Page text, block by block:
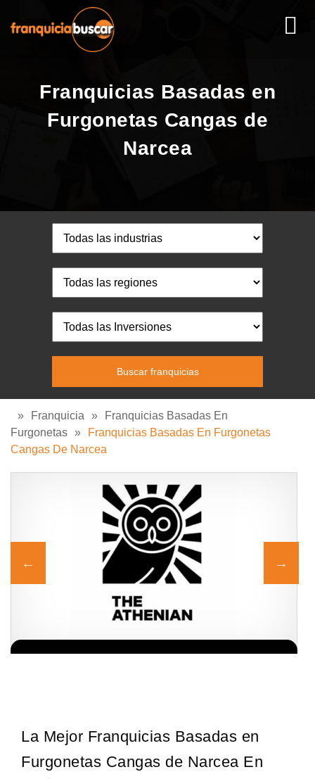
Franquicias Basadas en
Furgonetas Cangas de
Narcea
» Franquicia »
Franquicias Basadas En
Furgonetas »
Franquicias Basadas En Furgonetas
Cangas De Narcea
La Mejor Franquicias Basadas en
Furgonetas Cangas de Narcea En